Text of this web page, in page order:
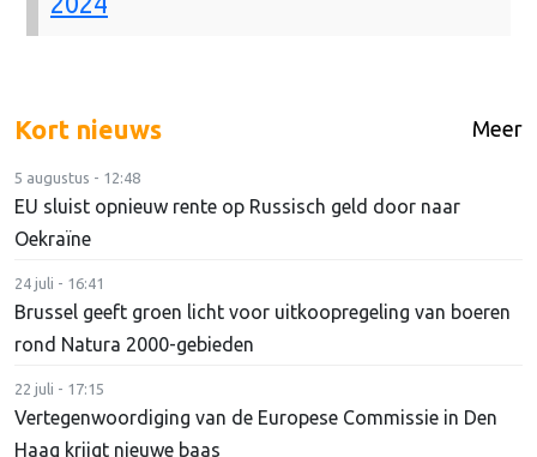
Kort nieuws Meer
5 augustus - 12:48
EU sluist opnieuw rente op Russisch geld door naar
Oekraïne
24 juli - 16:41
Brussel geeft groen licht voor uitkoopregeling van boeren
rond Natura 2000-gebieden
22 juli - 17:15
Vertegenwoordiging van de Europese Commissie in Den
Haag krijgt nieuwe baas